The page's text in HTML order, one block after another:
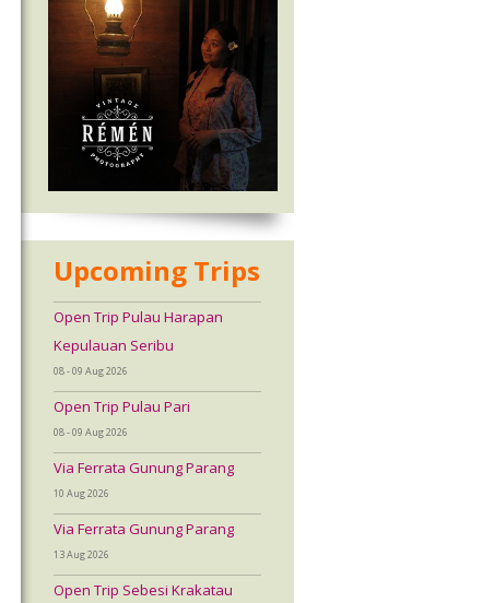
Upcoming Trips
Open Trip Pulau Harapan
Kepulauan Seribu
08 - 09 Aug 2026
Open Trip Pulau Pari
08 - 09 Aug 2026
Via Ferrata Gunung Parang
10 Aug 2026
Via Ferrata Gunung Parang
13 Aug 2026
Open Trip Sebesi Krakatau